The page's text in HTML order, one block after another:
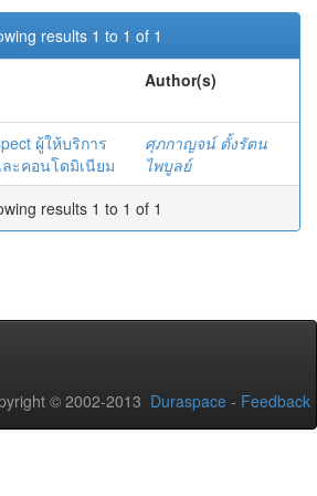
results 1 to 1 of 1
Author(s)
ผู้ให้บริการ
ะคอนโดมิเนียม
ศุภกาญจน์ ตั้งรัตน
ไพบูลย์
results 1 to 1 of 1
© 2002-2013 Duraspace - Feedback